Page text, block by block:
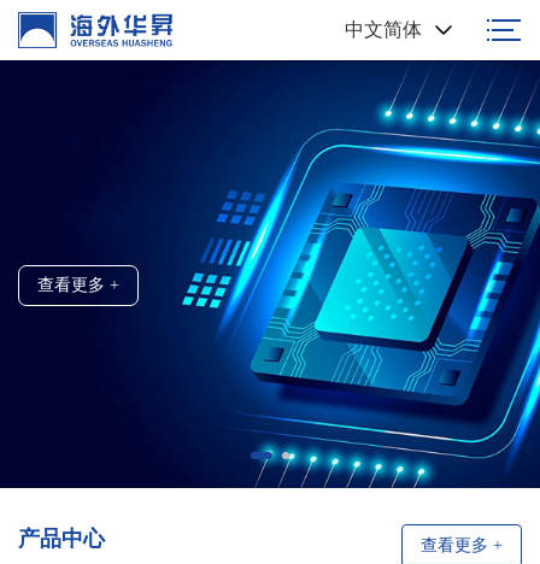
中文简体
查看更多 +
创新科技 / 精准制造
产品中心 查看更多 +